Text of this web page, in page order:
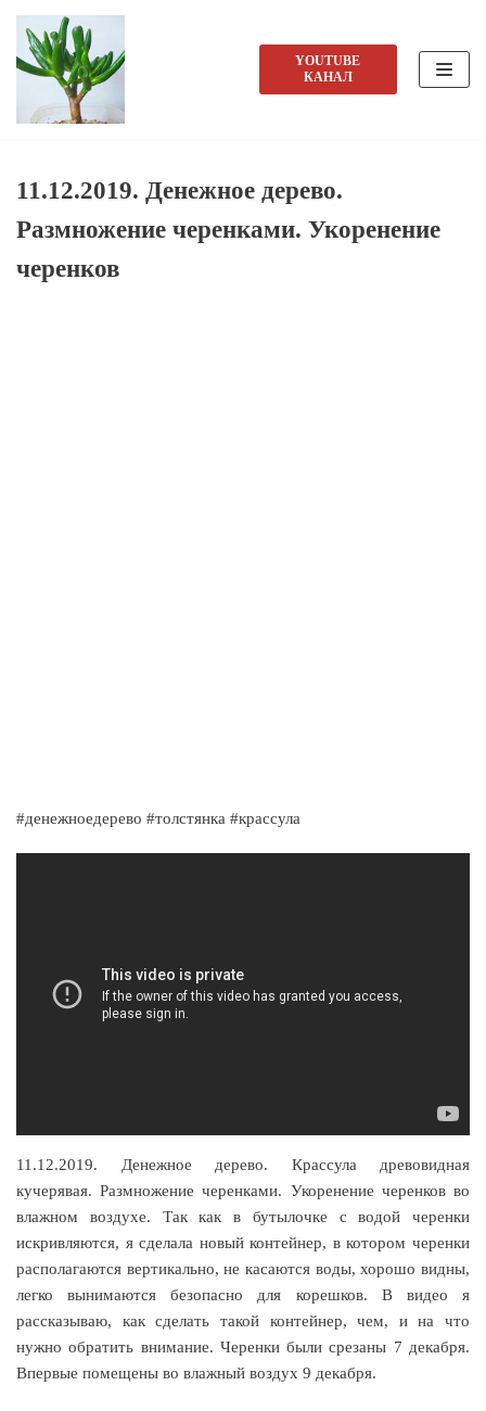
Перейти
содержимому
YOUTUBE
КАНАЛ
11.12.2019. Денежное дерево.
Размножение черенками. Укоренение
черенков
#денежноедерево #толстянка #крассула
11.12.2019. Денежное дерево. Крассула древовидная
кучерявая. Размножение черенками. Укоренение черенков во
влажном воздухе. Так как в бутылочке с водой черенки
искривляются, я сделала новый контейнер, в котором черенки
располагаются вертикально, не касаются воды, хорошо видны,
легко вынимаются безопасно для корешков. В видео я
рассказываю, как сделать такой контейнер, чем, и на что
нужно обратить внимание. Черенки были срезаны 7 декабря.
Впервые помещены во влажный воздух 9 декабря.